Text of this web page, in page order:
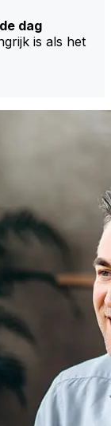
dag
is als het